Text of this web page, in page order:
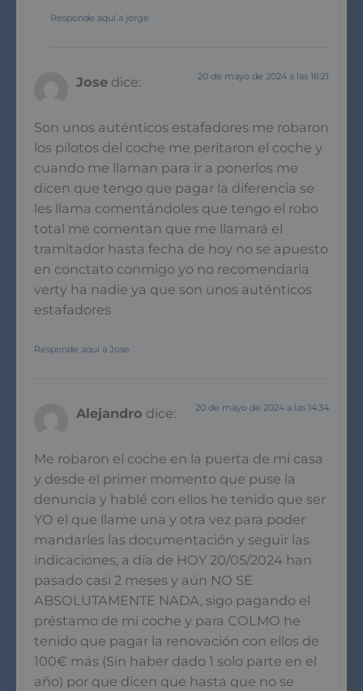
Responde aquí a jorge
Jose dice: 20 de mayo de 2024 a las 16:21
Son unos auténticos estafadores me robaron
los pilotos del coche me peritaron el coche y
cuando me llaman para ir a ponerlos me
dicen que tengo que pagar la diferencia se
les llama comentándoles que tengo el robo
total me comentan que me llamará el
tramitador hasta fecha de hoy no se apuesto
en conctato conmigo yo no recomendaria
verty ha nadie ya que son unos auténticos
estafadores
Responde aquí a Jose
Alejandro dice: 20 de mayo de 2024 a las 14:34
Me robaron el coche en la puerta de mi casa
y desde el primer momento que puse la
denuncia y hablé con ellos he tenido que ser
YO el que llame una y otra vez para poder
mandarles las documentación y seguir las
indicaciones, a día de HOY 20/05/2024 han
pasado casi 2 meses y aún NO SE
ABSOLUTAMENTE NADA, sigo pagando el
préstamo de mi coche y para COLMO he
tenido que pagar la renovación con ellos de
100€ más (Sin haber dado 1 solo parte en el
año) por que dicen que hasta que no se